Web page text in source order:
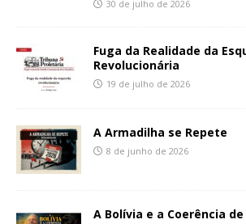
30 de julho de 2026
Fuga da Realidade da
Revolucionária
19 de julho de 2026
A Armadilha se Repete
8 de junho de 2026
A Bolívia e a Coerência de